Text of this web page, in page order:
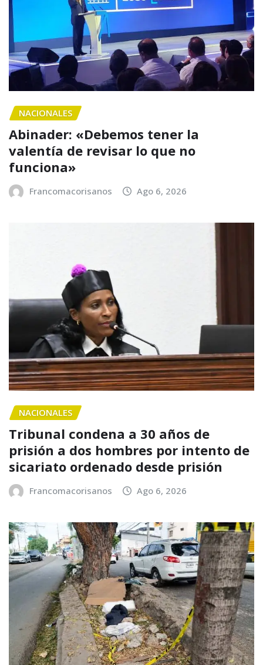
NACIONALES
Abinader: «Debemos tener la
valentía de revisar lo que no
funciona»
Francomacorisanos Ago 6, 2026
NACIONALES
Tribunal condena a 30 años de
prisión a dos hombres por intento de
sicariato ordenado desde prisión
Francomacorisanos Ago 6, 2026